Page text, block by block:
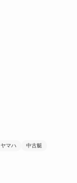
ヤマハ 中古艇